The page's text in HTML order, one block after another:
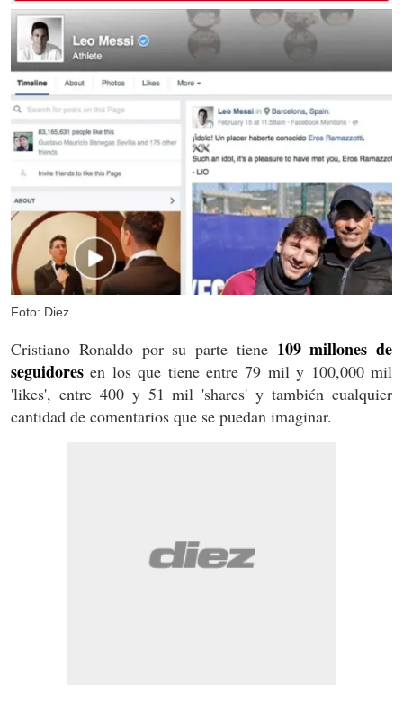
Foto: Diez
Cristiano Ronaldo por su parte tiene109 millones de
seguidores en los que tiene entre 79 mil y 100,000 mil
'likes', entre 400 y 51 mil 'shares' y también cualquier
cantidad de comentarios que se puedan imaginar.